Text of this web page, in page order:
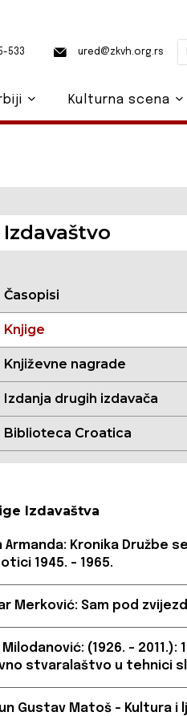
Izdavaštvo
Časopisi
Knjige
Književne nagrade
Izdanja drugih izdavača
Biblioteca Croatica
Izdavaštva
Armanda: Kronika Družbe
1945. – 1965.
Merković: Sam pod
Milodanović: (1926. –
stvaralaštvo u tehnici
Gustav Matoš – Kultura i
533 ured@zkvh.org.rs
Kulturna scena